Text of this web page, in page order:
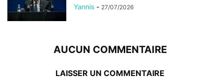
Yannis - 27/07/2026
AUCUN COMMENTAIRE
LAISSER UN COMMENTAIRE